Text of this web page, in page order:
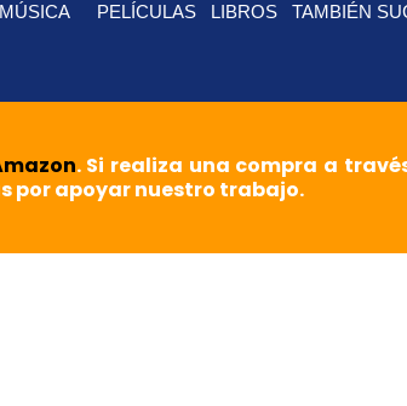
MÚSICA PELÍCULAS LIBROS TAMBIÉN
. Si realiza una compra a
por apoyar nuestro trabajo.